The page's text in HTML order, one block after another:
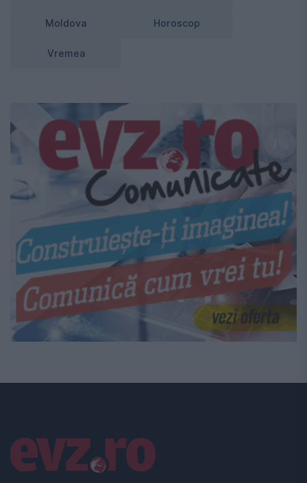
Moldova Horoscop
Vremea
Linkuri utile